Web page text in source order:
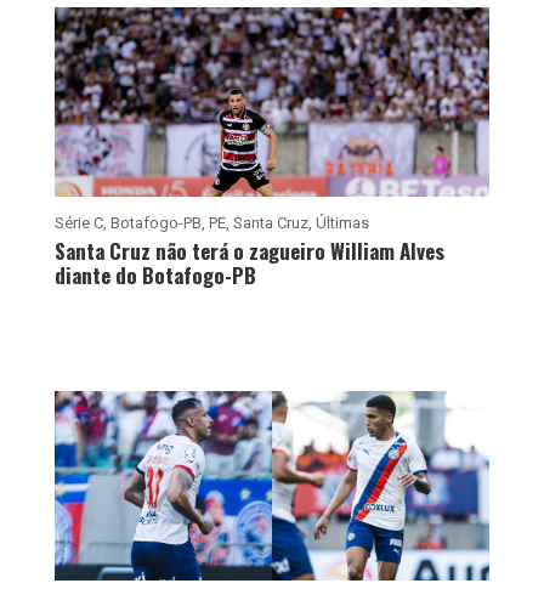
Série C, Botafogo-PB PE, Santa Cruz, Últimas
Santa Cruz não terá o zagueiro William Alves
diante do Botafogo-PB